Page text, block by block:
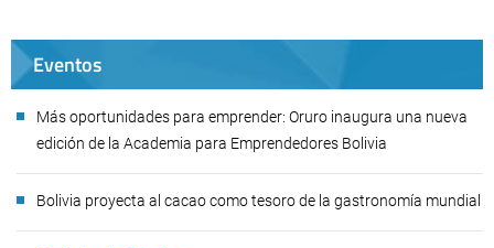
Eventos
Más oportunidades para emprender: Oruro inaugura una nueva
edición de la Academia para Emprendedores Bolivia
Bolivia proyecta al cacao como tesoro de la gastronomía mundial